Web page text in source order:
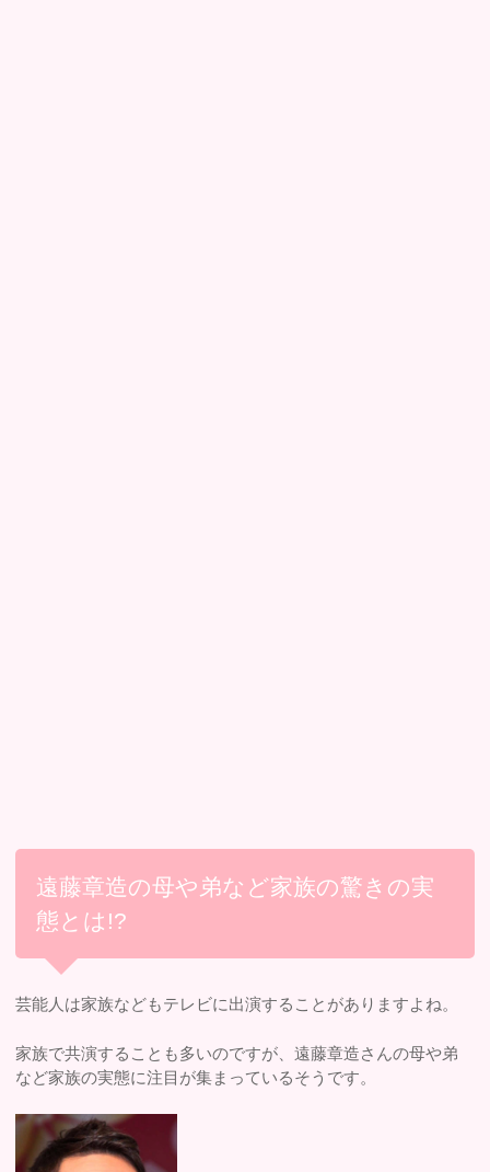
遠藤章造の母や弟など家族の驚きの実
態とは!?
芸能人は家族などもテレビに出演することがありますよね。
家族で共演することも多いのですが、遠藤章造さんの母や弟
など家族の実態に注目が集まっているそうです。